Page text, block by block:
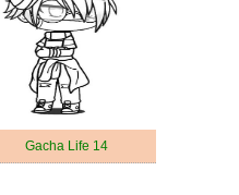
Gacha Life 14